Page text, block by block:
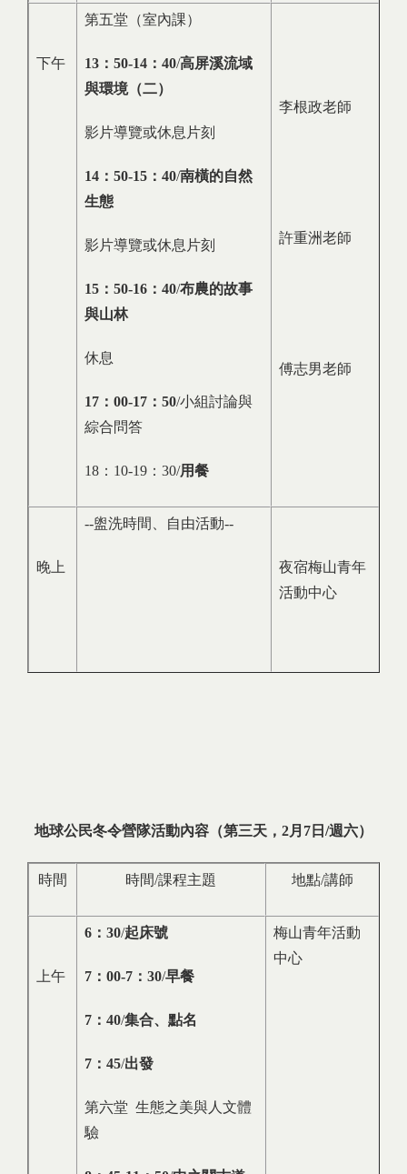
下午
第五堂（室內課）
13 ： 50-14 ： 40/高屏溪流域
與環境（二）
影片導覽或休息片刻
14 ： 50-15 ： 40/南橫的自然
生態
影片導覽或休息片刻
15 ： 50-16 ： 40/布農的故事
與山林
休息
17 ： 00-17 ： 50/小組討論與
綜合問答
18：10-19：30/用餐
李根政老師
許重洲老師
傅志男老師
晚上
--盥洗時間、自由活動--
夜宿梅山青年
活動中心
地球公民冬令營隊活動內容（第三天，2月7日/週六）
時間 時間/課程主題 地點/講師
上午
6 ： 30/起床號
7 ： 00-7 ： 30/早餐
7 ： 40/集合、點名
7 ： 45/出發
第六堂 生態之美與人文體
驗
梅山青年活動
中心